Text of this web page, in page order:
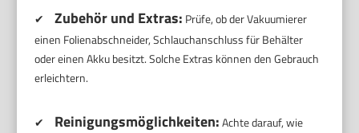
✔ Zubehör und Extras: Prüfe, ob der Vakuumierer
einen Folienabschneider, Schlauchanschluss für Behälter
oder einen Akku besitzt. Solche Extras können den Gebrauch
erleichtern.
✔ Reinigungsmöglichkeiten:Achte darauf, wie